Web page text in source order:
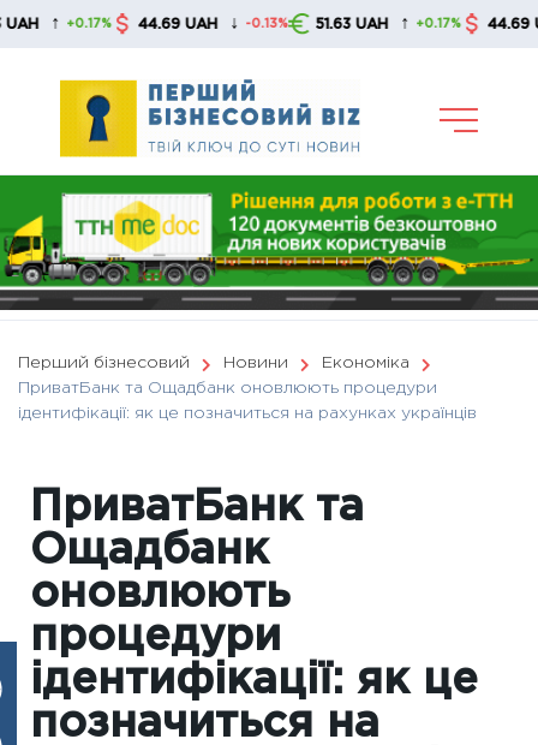
Skip
+0.17% 44.69 UAH ↓ -0.13% 51.63 UAH ↑ +0.17% 44.69 UAH ↓
Перший бізнесовий Новини
Економіка
ПриватБанк та Ощадбанк оновлюють процедури
ідентифікації: як це позначиться на рахунках українців
ПриватБанк та
Ощадбанк
оновлюють
процедури
ідентифікації: як це
позначиться на